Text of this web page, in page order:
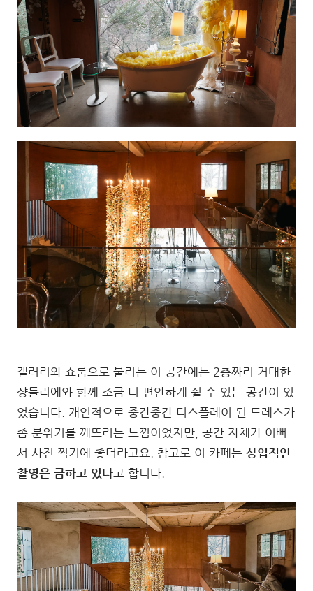
갤러리와 쇼룸으로 불리는 이 공간에는 2층짜리 거대한
샹들리에와 함께 조금 더 편안하게 쉴 수 있는 공간이 있
었습니다. 개인적으로 중간중간 디스플레이 된 드레스가
좀 분위기를 깨뜨리는 느낌이었지만, 공간 자체가 이뻐
서 사진 찍기에 좋더라고요. 참고로 이 카페는 상업적인
촬영은 금하고 있다고 합니다.